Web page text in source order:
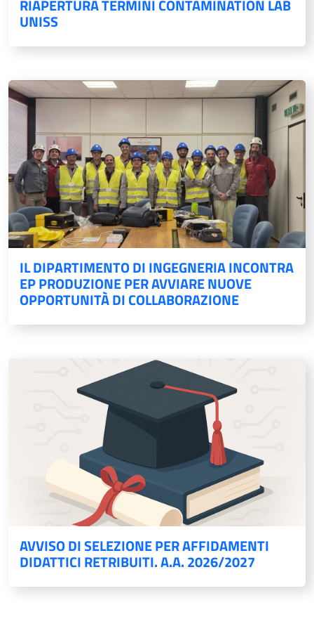
RIAPERTURA TERMINI CONTAMINATION LAB
UNISS
IL DIPARTIMENTO DI INGEGNERIA INCONTRA
EP PRODUZIONE PER AVVIARE NUOVE
OPPORTUNITÀ DI COLLABORAZIONE
AVVISO DI SELEZIONE PER AFFIDAMENTI
DIDATTICI RETRIBUITI. A.A. 2026/2027